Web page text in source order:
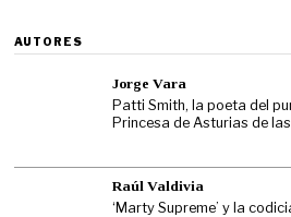
AUTORES
Jorge Vara
Patti Smith, la poeta del
Princesa de Asturias de
Raúl Valdivia
‘Marty Supreme’ y la